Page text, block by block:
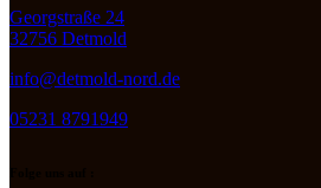
Georgstraße 24
32756 Detmold
info@detmold-nord.de
05231 8791949